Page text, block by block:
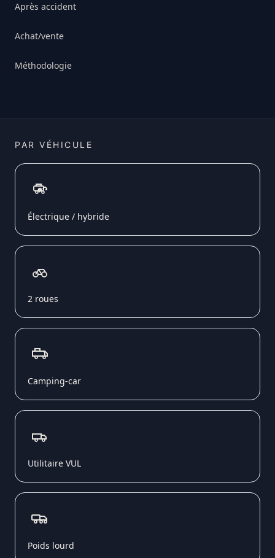
Après accident
Achat/vente
Méthodologie
PAR VÉHICULE
Électrique / hybride
2 roues
Camping-car
Utilitaire VUL
Poids lourd